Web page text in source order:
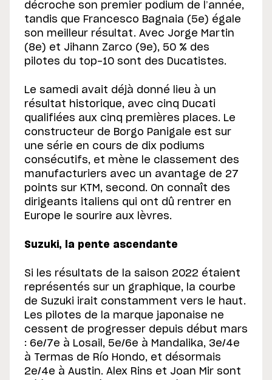
décroche son premier podium de l’année,
tandis que Francesco Bagnaia (5e) égale
son meilleur résultat. Avec Jorge Martin
(8e) et Jihann Zarco (9e), 50 % des
pilotes du top-10 sont des Ducatistes.
Le samedi avait déjà donné lieu à un
résultat historique, avec cinq Ducati
qualifiées aux cinq premières places. Le
constructeur de Borgo Panigale est sur
une série en cours de dix podiums
consécutifs, et mène le classement des
manufacturiers avec un avantage de 27
points sur KTM, second. On connaît des
dirigeants italiens qui ont dû rentrer en
Europe le sourire aux lèvres.
Suzuki, la pente ascendante
Si les résultats de la saison 2022 étaient
représentés sur un graphique, la courbe
de Suzuki irait constamment vers le haut.
Les pilotes de la marque japonaise ne
cessent de progresser depuis début mars
: 6e/7e à Losail, 5e/6e à Mandalika, 3e/4e
à Termas de Río Hondo, et désormais
2e/4e à Austin. Alex Rins et Joan Mir sont